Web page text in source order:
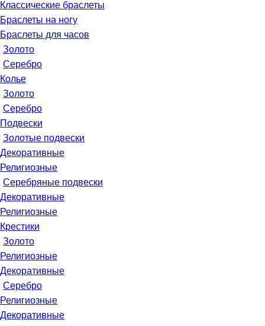
Классические браслеты
Браслеты на ногу
Браслеты для часов
Золото
Серебро
Колье
Золото
Серебро
Подвески
Золотые подвески
Декоративные
Религиозные
Серебряные подвески
Декоративные
Религиозные
Крестики
Золото
Религиозные
Декоративные
Серебро
Религиозные
Декоративные